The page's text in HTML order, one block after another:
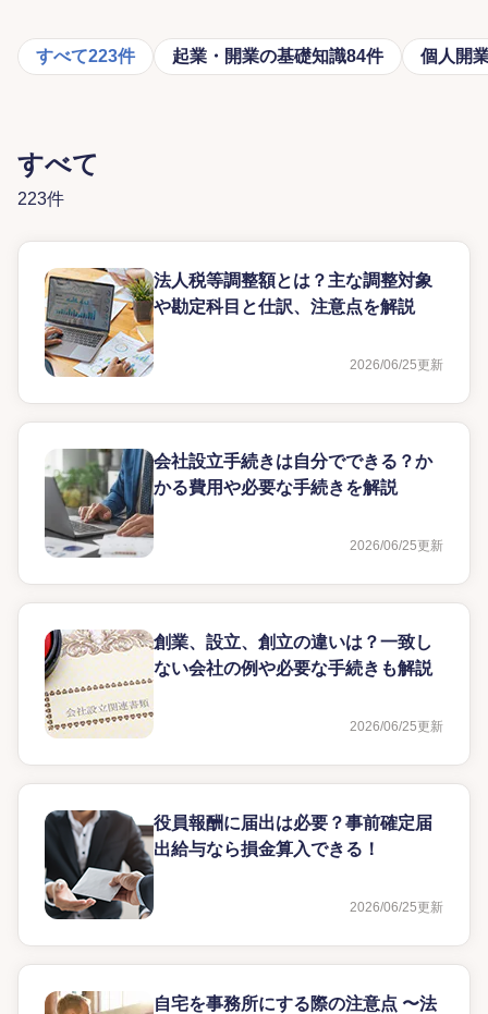
すべて
223件
すべて223件 起業・開業の基礎知識84件 個人開
法人税等調整額とは？主な調整対象
や勘定科目と仕訳、注意点を解説
2026/06/25更新
会社設立手続きは自分でできる？か
かる費用や必要な手続きを解説
2026/06/25更新
創業、設立、創立の違いは？一致し
ない会社の例や必要な手続きも解説
2026/06/25更新
役員報酬に届出は必要？事前確定届
出給与なら損金算入できる！
2026/06/25更新
自宅を事務所にする際の注意点 〜法